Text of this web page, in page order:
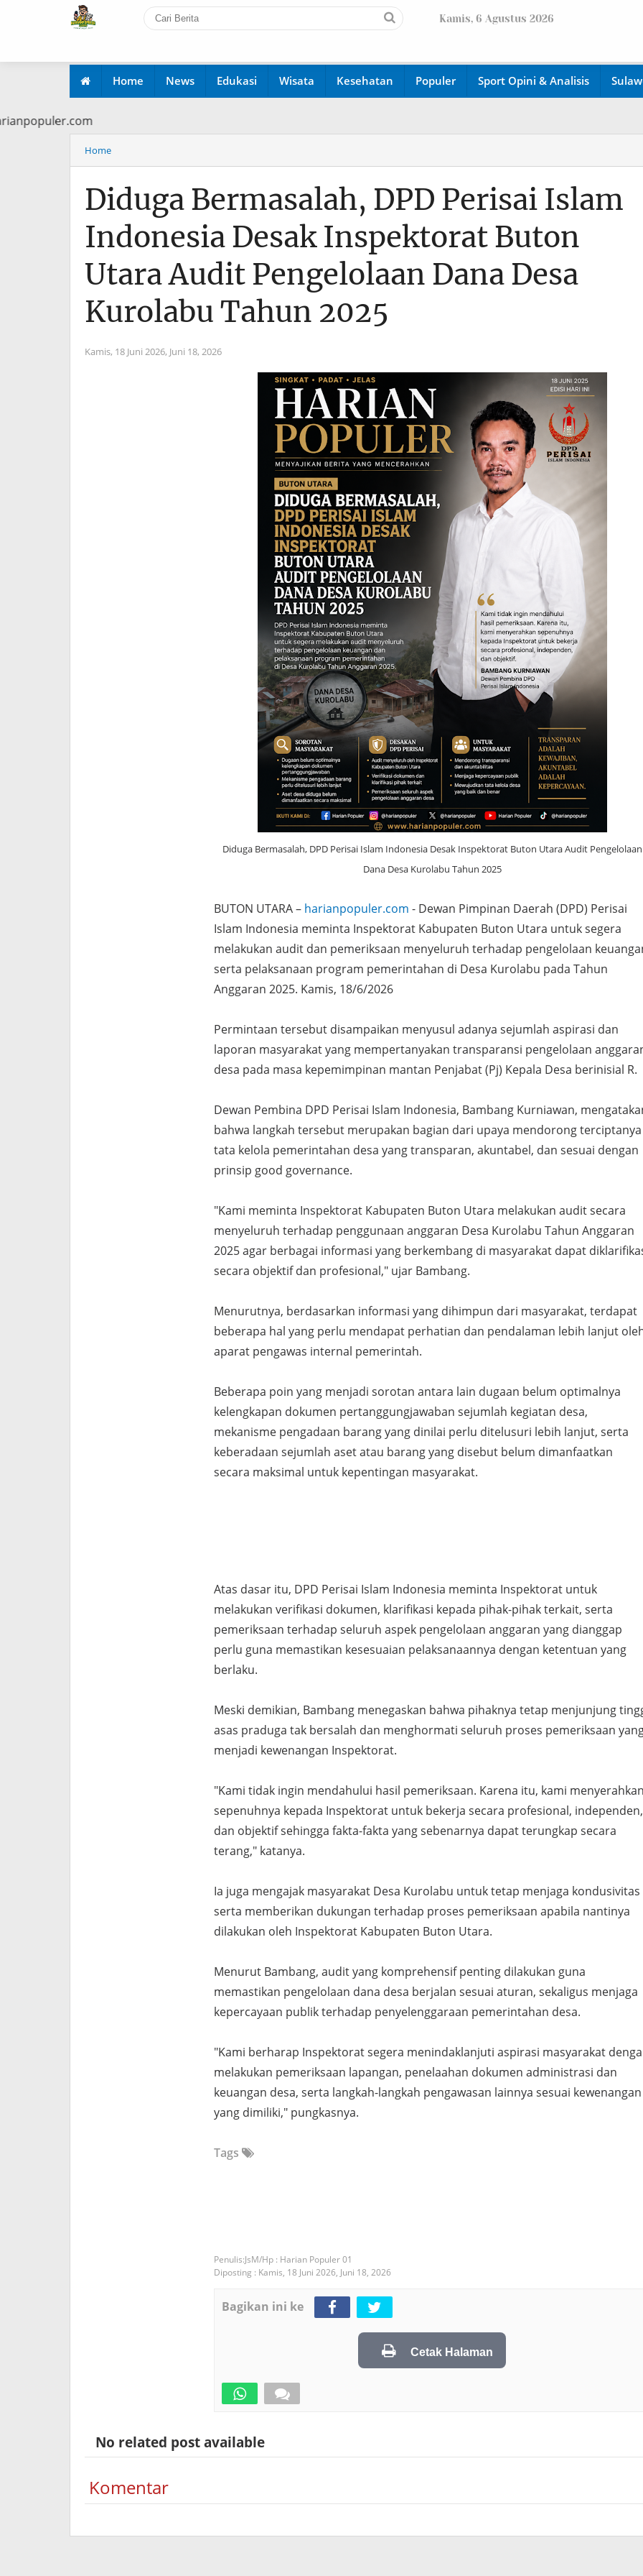
Kamis, 6 Agustus 2026
Home News Edukasi Wisata Kesehatan Populer Sport Opini & Analisis
Home
Diduga Bermasalah, DPD Perisai Islam
Indonesia Desak Inspektorat Buton
Utara Audit Pengelolaan Dana Desa
Kurolabu Tahun 2025
Kamis, 18 Juni 2026, Juni 18, 2026
Diduga Bermasalah, DPD Perisai Islam Indonesia Desak Inspektorat Buton Utara Audit Pengelolaan
Dana Desa Kurolabu Tahun 2025
BUTON UTARA – harianpopuler.com - Dewan Pimpinan Daerah (DPD) Perisai
Islam Indonesia meminta Inspektorat Kabupaten Buton Utara untuk segera
melakukan audit dan pemeriksaan menyeluruh terhadap pengelolaan
serta pelaksanaan program pemerintahan di Desa Kurolabu pada Tahun
Anggaran 2025. Kamis, 18/6/2026
Permintaan tersebut disampaikan menyusul adanya sejumlah aspirasi dan
laporan masyarakat yang mempertanyakan transparansi pengelolaan
desa pada masa kepemimpinan mantan Penjabat (Pj) Kepala Desa berinisial R.
Dewan Pembina DPD Perisai Islam Indonesia, Bambang Kurniawan,
bahwa langkah tersebut merupakan bagian dari upaya mendorong terciptanya
tata kelola pemerintahan desa yang transparan, akuntabel, dan sesuai dengan
prinsip good governance.
"Kami meminta Inspektorat Kabupaten Buton Utara melakukan audit secara
menyeluruh terhadap penggunaan anggaran Desa Kurolabu Tahun Anggaran
2025 agar berbagai informasi yang berkembang di masyarakat dapat
secara objektif dan profesional," ujar Bambang.
Menurutnya, berdasarkan informasi yang dihimpun dari masyarakat, terdapat
beberapa hal yang perlu mendapat perhatian dan pendalaman lebih lanjut
aparat pengawas internal pemerintah.
Beberapa poin yang menjadi sorotan antara lain dugaan belum optimalnya
kelengkapan dokumen pertanggungjawaban sejumlah kegiatan desa,
mekanisme pengadaan barang yang dinilai perlu ditelusuri lebih lanjut, serta
keberadaan sejumlah aset atau barang yang disebut belum dimanfaatkan
secara maksimal untuk kepentingan masyarakat.
Atas dasar itu, DPD Perisai Islam Indonesia meminta Inspektorat untuk
melakukan verifikasi dokumen, klarifikasi kepada pihak-pihak terkait, serta
pemeriksaan terhadap seluruh aspek pengelolaan anggaran yang dianggap
perlu guna memastikan kesesuaian pelaksanaannya dengan ketentuan yang
berlaku.
Meski demikian, Bambang menegaskan bahwa pihaknya tetap menjunjung
asas praduga tak bersalah dan menghormati seluruh proses pemeriksaan
menjadi kewenangan Inspektorat.
"Kami tidak ingin mendahului hasil pemeriksaan. Karena itu, kami
sepenuhnya kepada Inspektorat untuk bekerja secara profesional, independen,
dan objektif sehingga fakta-fakta yang sebenarnya dapat terungkap secara
terang," katanya.
Ia juga mengajak masyarakat Desa Kurolabu untuk tetap menjaga kondusivitas
serta memberikan dukungan terhadap proses pemeriksaan apabila nantinya
dilakukan oleh Inspektorat Kabupaten Buton Utara.
Menurut Bambang, audit yang komprehensif penting dilakukan guna
memastikan pengelolaan dana desa berjalan sesuai aturan, sekaligus menjaga
kepercayaan publik terhadap penyelenggaraan pemerintahan desa.
"Kami berharap Inspektorat segera menindaklanjuti aspirasi masyarakat
melakukan pemeriksaan lapangan, penelaahan dokumen administrasi dan
keuangan desa, serta langkah-langkah pengawasan lainnya sesuai kewenangan
yang dimiliki," pungkasnya.
Tags
JsM/Hp : Harian Populer 01
Diposting : Kamis, 18 Juni 2026, Juni 18, 2026
Bagikan ini ke
Cetak Halaman
No related post available
Komentar